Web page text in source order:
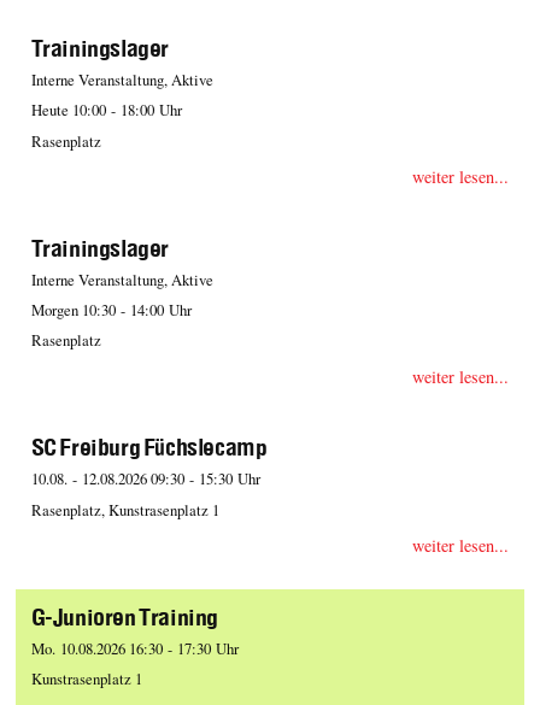
Trainingslager
Interne Veranstaltung, Aktive
Heute 10:00 - 18:00 Uhr
Rasenplatz
weiter lesen...
Trainingslager
Interne Veranstaltung, Aktive
Morgen 10:30 - 14:00 Uhr
Rasenplatz
weiter lesen...
SC Freiburg Füchslecamp
10.08. - 12.08.2026 09:30 - 15:30 Uhr
Rasenplatz, Kunstrasenplatz 1
weiter lesen...
G-Junioren Training
Mo. 10.08.2026 16:30 - 17:30 Uhr
Kunstrasenplatz 1